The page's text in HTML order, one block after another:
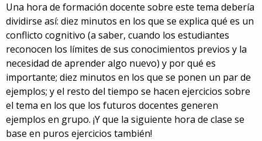
Una hora de formación docente sobre este tema debería
dividirse así: diez minutos en los que se explica qué es un
conflicto cognitivo (a saber, cuando los estudiantes
reconocen los límites de sus conocimientos previos y la
necesidad de aprender algo nuevo) y por qué es
importante; diez minutos en los que se ponen un par de
ejemplos; y el resto del tiempo se hacen ejercicios sobre
el tema en los que los futuros docentes generen
ejemplos en grupo. ¡Y que la siguiente hora de clase se
base en puros ejercicios también!